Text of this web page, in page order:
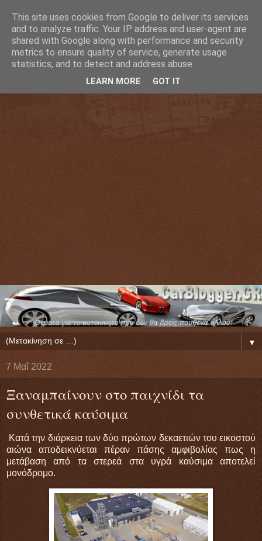
▼
7 Μαΐ 2022
Ξαναμπαίνουν στο παιχνίδι τα
συνθετικά καύσιμα
Κατά την διάρκεια των δύο πρώτων δεκαετιών του εικοστού
αιώνα αποδεικνύεται πέραν πάσης αμφιβολίας πως η
μετάβαση από τα στερεά στα υγρά καύσιμα αποτελεί
μονόδρομο.
This site uses cookies from Google to deliver its services
and to analyze traffic. Your IP address and user-agent are
shared with Google along with performance and security
metrics to ensure quality of service, generate usage
statistics, and to detect and address abuse.
LEARN MORE GOT IT